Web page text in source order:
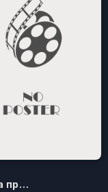
Дом на проклятом холме